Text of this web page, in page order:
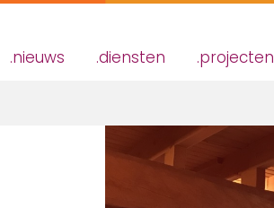
nieuws diensten projecten